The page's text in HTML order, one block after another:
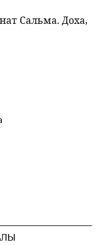
Сальма. Доха,